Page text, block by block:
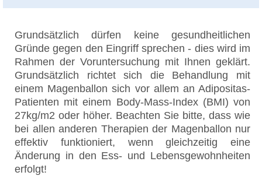
Grundsätzlich dürfen keine gesundheitlichen
Gründe gegen den Eingriff sprechen - dies wird im
Rahmen der Voruntersuchung mit Ihnen geklärt.
Grundsätzlich richtet sich die Behandlung mit
einem Magenballon sich vor allem an Adipositas-
Patienten mit einem Body-Mass-Index (BMI) von
27kg/m2 oder höher. Beachten Sie bitte, dass wie
bei allen anderen Therapien der Magenballon nur
effektiv funktioniert, wenn gleichzeitig eine
Änderung in den Ess- und Lebensgewohnheiten
erfolgt!